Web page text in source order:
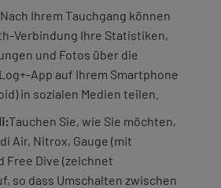
Nach Ihrem Tauchgang können
Verbindung Ihre Statistiken,
und Fotos über die
App auf Ihrem Smartphone
in sozialen Medien teilen.
Tauchen Sie, wie Sie möchten,
Air, Nitrox, Gauge (mit
Free Dive (zeichnet
so dass Umschalten zwischen